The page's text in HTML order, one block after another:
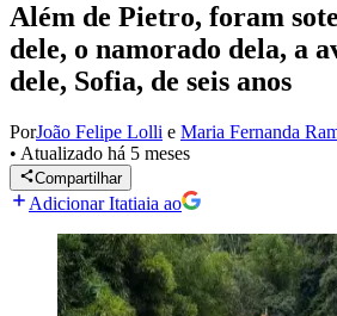
Além de Pietro, foram
dele, o namorado dela, a
dele, Sofia, de seis anos
PorJoão Felipe Lolli e Maria Fernanda
• Atualizado há 5 meses
Compartilhar
Adicionar Itatiaia ao